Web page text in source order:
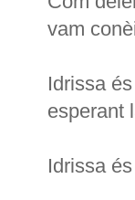
vam
Idrissa
esperant
Idrissa